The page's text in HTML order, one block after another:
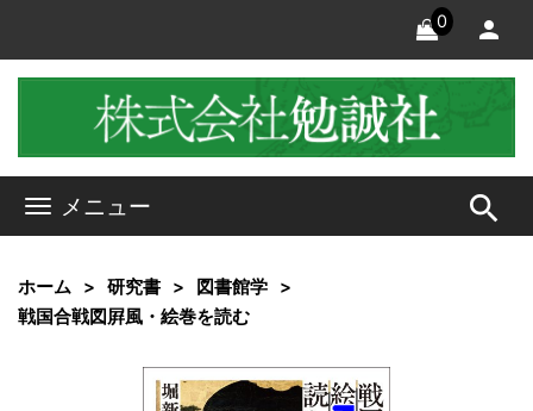
0
メニュー search
ホーム 研究書
図書館学
戦国合戦図屛風・絵巻を読む